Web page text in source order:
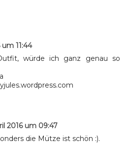
um 11:44
würde ich ganz genau so
2016 um 09:47
die Mütze ist schön :).